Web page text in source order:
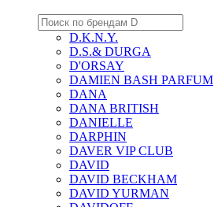
D.K.N.Y.
D.S.& DURGA
D'ORSAY
DAMIEN BASH PARFUM
DANA
DANA BRITISH
DANIELLE
DARPHIN
DAVER VIP CLUB
DAVID
DAVID BECKHAM
DAVID YURMAN